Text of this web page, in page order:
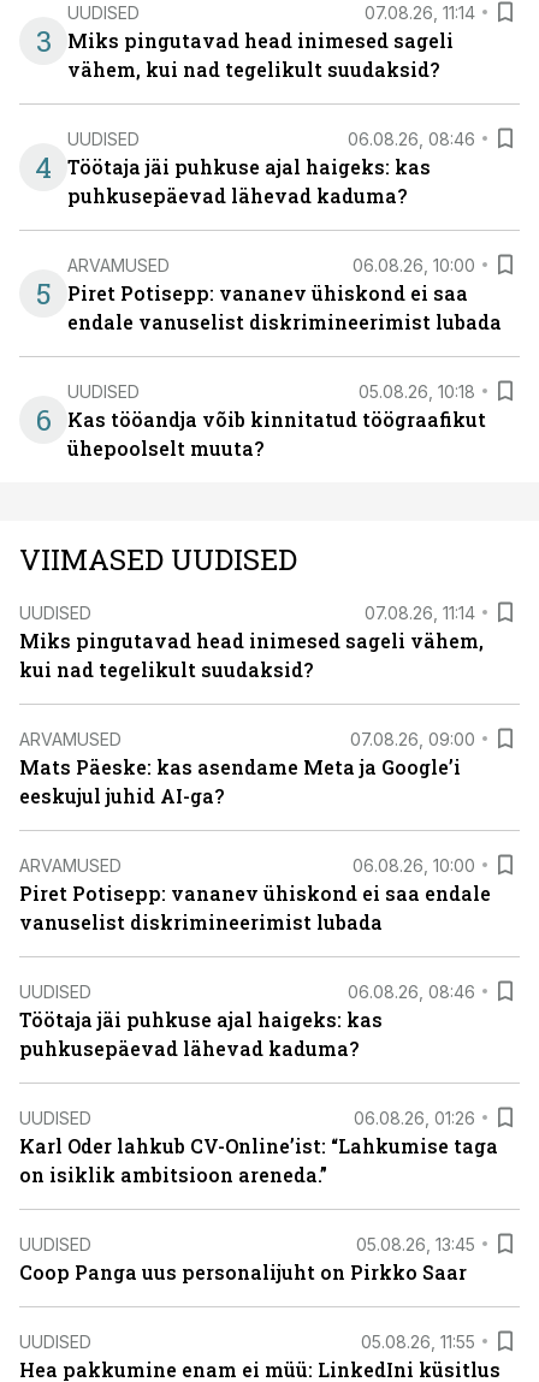
3
UUDISED 07.08.26, 11:14
Miks pingutavad head inimesed sageli
vähem, kui nad tegelikult suudaksid?
4
UUDISED 06.08.26, 08:46
Töötaja jäi puhkuse ajal haigeks: kas
puhkusepäevad lähevad kaduma?
5
ARVAMUSED 06.08.26, 10:00
Piret Potisepp: vananev ühiskond ei saa
endale vanuselist diskrimineerimist lubada
6
UUDISED 05.08.26, 10:18
Kas tööandja võib kinnitatud töögraafikut
ühepoolselt muuta?
VIIMASED UUDISED
UUDISED 07.08.26, 11:14
Miks pingutavad head inimesed sageli vähem,
kui nad tegelikult suudaksid?
ARVAMUSED 07.08.26, 09:00
Mats Päeske: kas asendame Meta ja Google’i
eeskujul juhid AI-ga?
ARVAMUSED 06.08.26, 10:00
Piret Potisepp: vananev ühiskond ei saa endale
vanuselist diskrimineerimist lubada
UUDISED 06.08.26, 08:46
Töötaja jäi puhkuse ajal haigeks: kas
puhkusepäevad lähevad kaduma?
UUDISED 06.08.26, 01:26
Karl Oder lahkub CV-Online’ist: “Lahkumise taga
on isiklik ambitsioon areneda.”
UUDISED 05.08.26, 13:45
Coop Panga uus personalijuht on Pirkko Saar
UUDISED 05.08.26, 11:55
Hea pakkumine enam ei müü: LinkedIni küsitlus